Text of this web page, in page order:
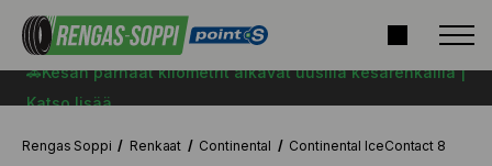
🚗Kesän parhaat kilometrit alkavat uusilla kesärenkailla |
Katso lisää
Rengas Soppi Renkaat Continental Continental IceContact 8